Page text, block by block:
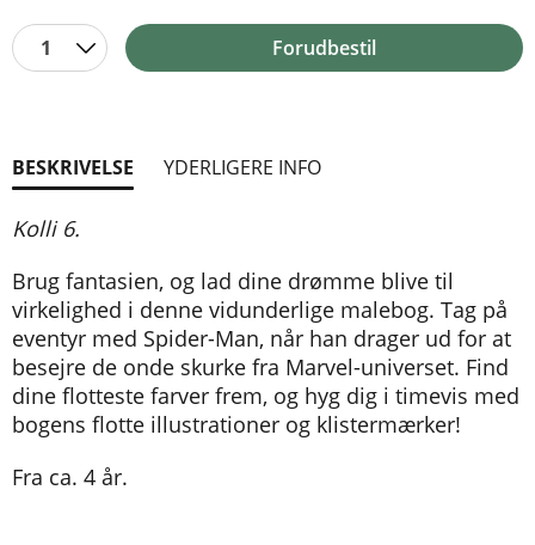
1 Forudbestil
BESKRIVELSE YDERLIGERE INFO
Kolli 6.
Brug fantasien, og lad dine drømme blive til
virkelighed i denne vidunderlige malebog. Tag på
eventyr med Spider-Man, når han drager ud for at
besejre de onde skurke fra Marvel-universet. Find
dine flotteste farver frem, og hyg dig i timevis med
bogens flotte illustrationer og klistermærker!
Fra ca. 4 år.